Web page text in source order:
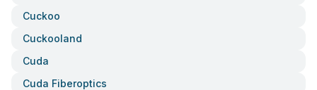
Cuckoo
Cuckooland
Cuda
Cuda Fiberoptics